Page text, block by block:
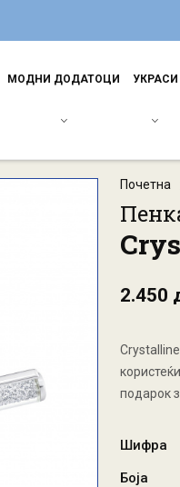
МОДНИ ДОДАТОЦИ УКРАСИ
Почетна
2.450
подарок
Шифра
Боја